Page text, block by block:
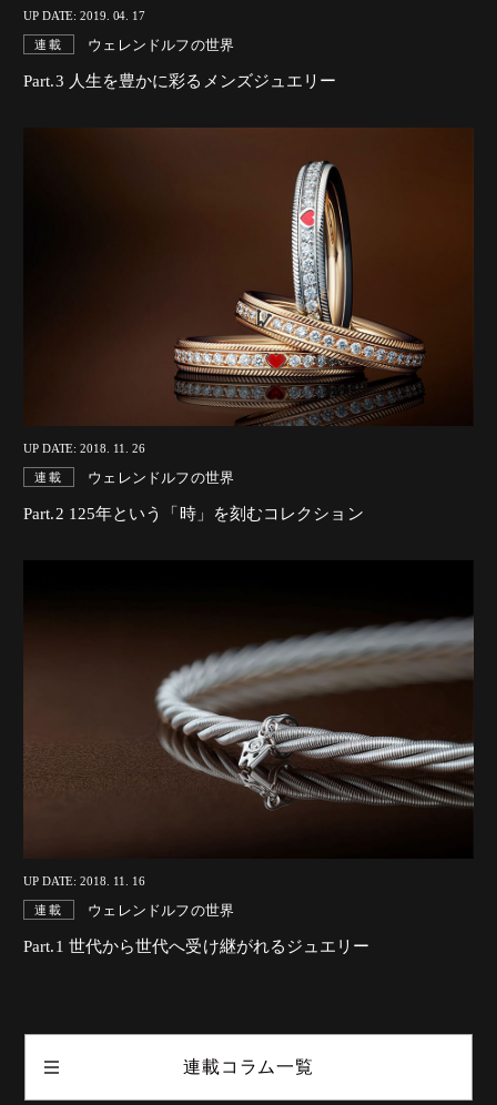
UP DATE: 2019. 04. 17
連載 ウェレンドルフの世界
Part.3 人生を豊かに彩るメンズジュエリー
UP DATE: 2018. 11. 26
連載 ウェレンドルフの世界
Part.2 125年という「時」を刻むコレクション
UP DATE: 2018. 11. 16
連載 ウェレンドルフの世界
Part.1 世代から世代へ受け継がれるジュエリー
連載コラム一覧